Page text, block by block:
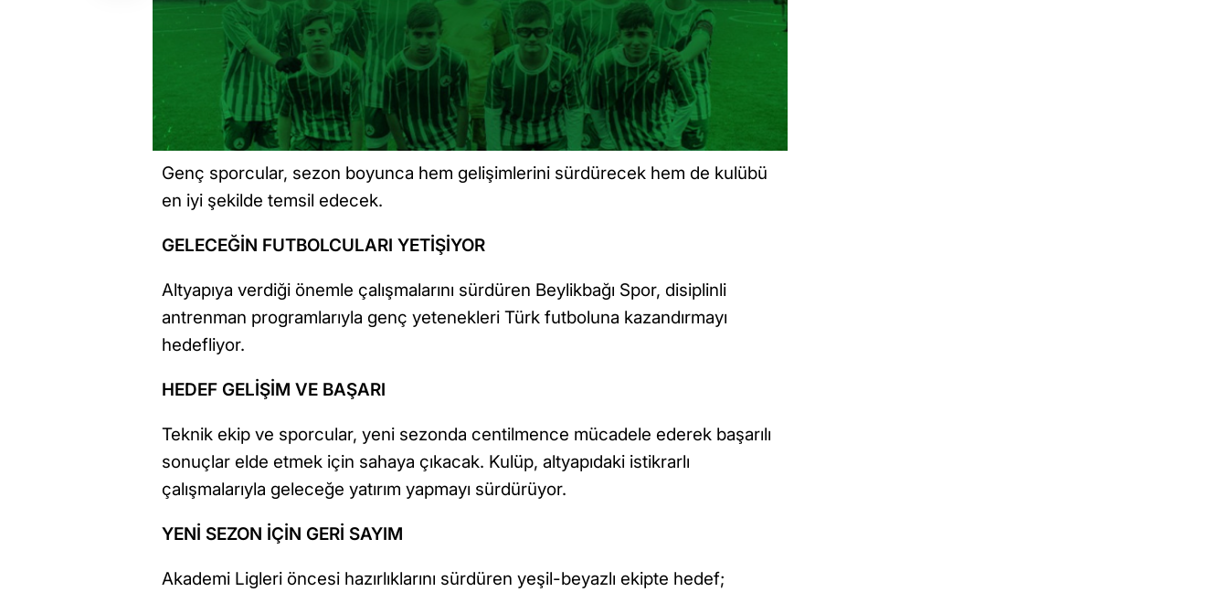
Genç sporcular, sezon boyunca hem gelişimlerini sürdürecek hem de kulübü
en iyi şekilde temsil edecek.
GELECEĞİN FUTBOLCULARI YETİŞİYOR
Altyapıya verdiği önemle çalışmalarını sürdüren Beylikbağı Spor, disiplinli
antrenman programlarıyla genç yetenekleri Türk futboluna kazandırmayı
hedefliyor.
HEDEF GELİŞİM VE BAŞARI
Teknik ekip ve sporcular, yeni sezonda centilmence mücadele ederek başarılı
sonuçlar elde etmek için sahaya çıkacak. Kulüp, altyapıdaki istikrarlı
çalışmalarıyla geleceğe yatırım yapmayı sürdürüyor.
YENİ SEZON İÇİN GERİ SAYIM
Akademi Ligleri öncesi hazırlıklarını sürdüren yeşil-beyazlı ekipte hedef;